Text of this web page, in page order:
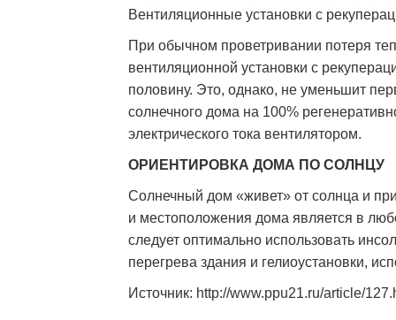
Вентиляционные установки с
При обычном проветривании потеря
вентиляционной установки с
половину. Это, однако, не уменьшит
солнечного дома на 100%
электрического тока вентилятором.
ОРИЕНТИРОВКА ДОМА ПО СОЛНЦУ
Солнечный дом «живет» от солнца и
и местоположения дома является в
следует оптимально использовать
перегрева здания и гелиоустановки,
Источник: http://www.ppu21.ru/article/